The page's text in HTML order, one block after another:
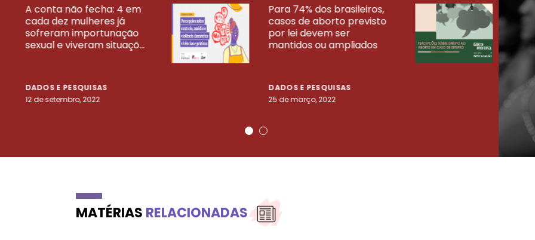
A conta não fecha: 4 em
cada dez mulheres já
sofreram importunação
sexual e viveram situaçõ...
DADOS E PESQUISAS
12 de setembro, 2022
Para 74% dos brasileiros,
casos de aborto previsto
por lei devem ser
mantidos ou ampliados
DADOS E PESQUISAS
25 de março, 2022
23
VEJA MAIS PESQUISAS
MATÉRIAS RELACIONADAS